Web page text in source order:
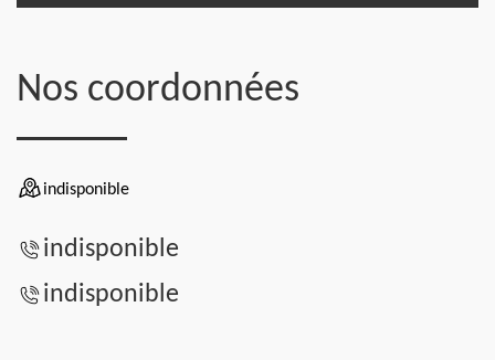
Nos coordonnées
indisponible
indisponible
indisponible